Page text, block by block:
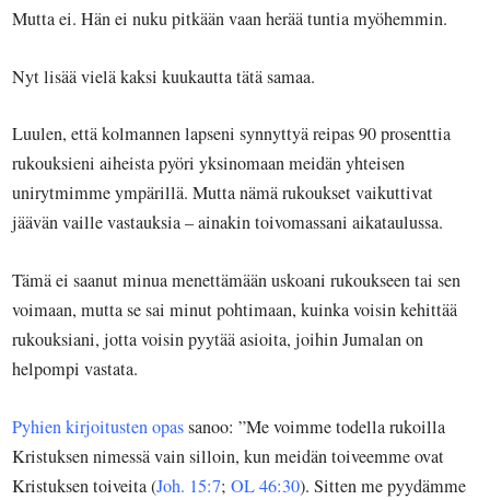
Mutta ei. Hän ei nuku pitkään vaan herää tuntia myöhemmin.
Nyt lisää vielä kaksi kuukautta tätä samaa.
Luulen, että kolmannen lapseni synnyttyä reipas 90 prosenttia
rukouksieni aiheista pyöri yksinomaan meidän yhteisen
unirytmimme ympärillä. Mutta nämä rukoukset vaikuttivat
jäävän vaille vastauksia – ainakin toivomassani aikataulussa.
Tämä ei saanut minua menettämään uskoani rukoukseen tai sen
voimaan, mutta se sai minut pohtimaan, kuinka voisin kehittää
rukouksiani, jotta voisin pyytää asioita, joihin Jumalan on
helpompi vastata.
Pyhien kirjoitusten opassanoo: ”Me voimme todella rukoilla
Kristuksen nimessä vain silloin, kun meidän toiveemme ovat
Kristuksen toiveita (Joh. 15:7;OL 46:30). Sitten me pyydämme